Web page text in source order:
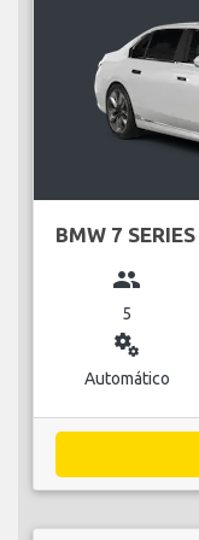
BMW 7 SERIES
group
5
miscellaneous_services
Automático